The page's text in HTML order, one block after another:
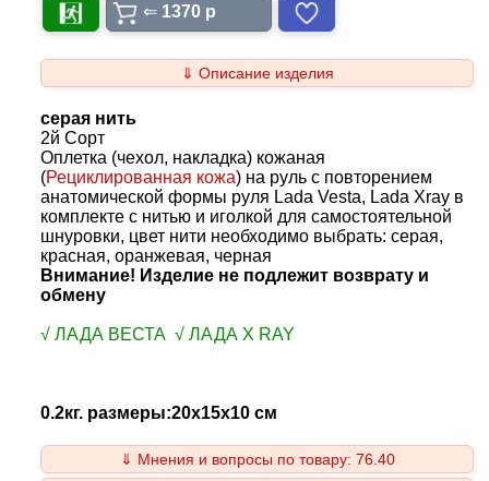
⇐ 1370 p
⇓ Описание изделия
серая нить
2й Сорт
Оплетка (чехол, накладка) кожаная
(Рециклированная кожа) на руль с повторением
анатомической формы руля Lada Vesta, Lada Xray в
комплекте с нитью и иголкой для самостоятельной
шнуровки, цвет нити необходимо выбрать: серая,
красная, оранжевая, черная
Внимание! Изделие не подлежит возврату и
обмену
√ ЛАДА ВЕСТА √ ЛАДА X RAY
0.2кг. размеры:20x15x10 см
⇓ Мнения и вопросы по товару: 76.40